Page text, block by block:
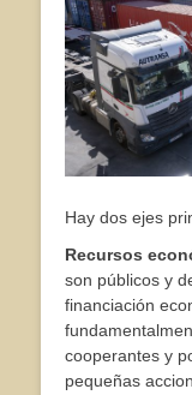
Hay dos ejes
Recursos
son públicos y
financiación
cooperantes y
pequeñas